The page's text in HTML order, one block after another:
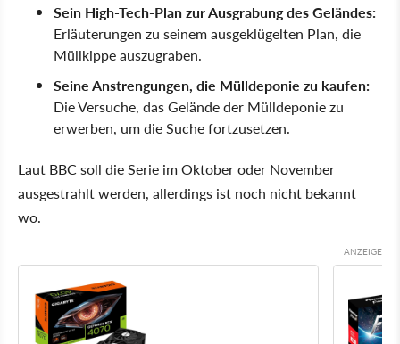
Sein High-Tech-Plan zur Ausgrabung des Geländes:
Erläuterungen zu seinem ausgeklügelten Plan, die
Müllkippe auszugraben.
Seine Anstrengungen, die Mülldeponie zu kaufen:
Die Versuche, das Gelände der Mülldeponie zu
erwerben, um die Suche fortzusetzen.
Laut BBC soll die Serie im Oktober oder November
ausgestrahlt werden, allerdings ist noch nicht bekannt
wo.